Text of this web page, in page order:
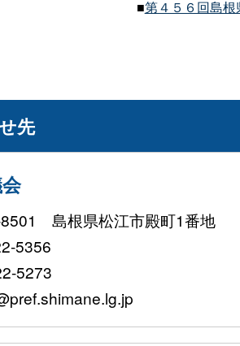
■第４５６回島
先
島根県松江市殿町1番地
5356
5273